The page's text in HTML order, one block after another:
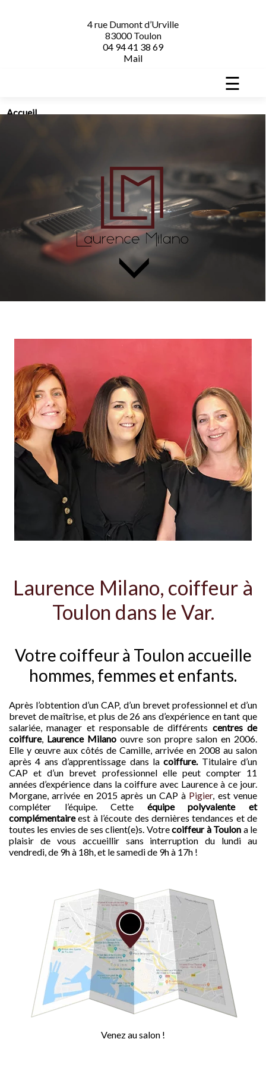
4 rue Dumont d’Urville
83000 Toulon
04 94 41 38 69
Mail
☰
Accueil
Laurence Milano, coiffeur à
Toulon dans le Var.
Votre coiffeur à Toulon accueille
hommes, femmes et enfants.
Après l’obtention d’un CAP, d’un brevet professionnel et d’un
brevet de maîtrise, et plus de 26 ans d’expérience en tant que
salariée, manager et responsable de différents centres de
coiffure, Laurence Milano ouvre son propre salon en 2006.
Elle y œuvre aux côtés de Camille, arrivée en 2008 au salon
après 4 ans d’apprentissage dans lacoiffure.Titulaire d’un
CAP et d’un brevet professionnel elle peut compter 11
années d’expérience dans la coiffure avec Laurence à ce jour.
Morgane, arrivée en 2015 après un CAP à Pigier, est venue
compléter l’équipe. Cette équipe polyvalente et
complémentaireest à l’écoute des dernières tendances et de
toutes les envies de ses client(e)s. Votrecoiffeur à Toulon a le
plaisir de vous accueillir sans interruption du lundi au
vendredi, de 9h à 18h, et le samedi de 9h à 17h !
Venez au salon !